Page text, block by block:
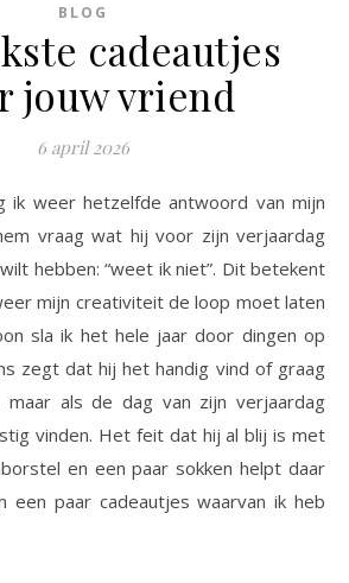
BLOG
cadeautjes
jouw vriend
6 april 2026
ik weer hetzelfde antwoord van mijn
vraag wat hij voor zijn verjaardag
hebben: “weet ik niet”. Dit betekent
mijn creativiteit de loop moet laten
sla ik het hele jaar door dingen op
zegt dat hij het handig vind of graag
maar als de dag van zijn verjaardag
vinden. Het feit dat hij al blij is met
en een paar sokken helpt daar
een paar cadeautjes waarvan ik heb